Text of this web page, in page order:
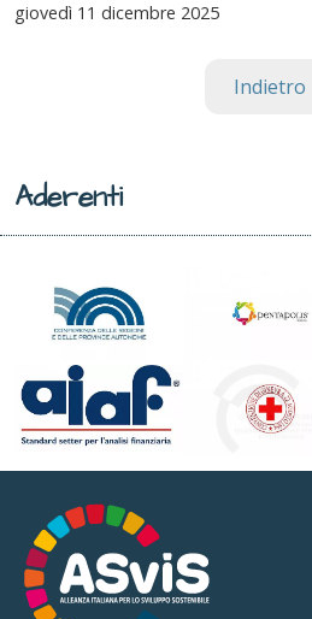
giovedì 11 dicembre 2025
Indietro
Aderenti